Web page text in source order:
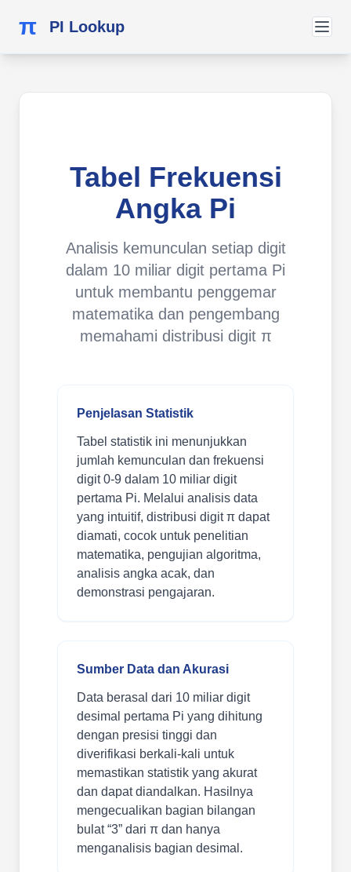
π PI Lookup
Tabel Frekuensi
Angka Pi
Analisis kemunculan setiap digit
dalam 10 miliar digit pertama Pi
untuk membantu penggemar
matematika dan pengembang
memahami distribusi digit π
Penjelasan Statistik
Tabel statistik ini menunjukkan
jumlah kemunculan dan frekuensi
digit 0-9 dalam 10 miliar digit
pertama Pi. Melalui analisis data
yang intuitif, distribusi digit π dapat
diamati, cocok untuk penelitian
matematika, pengujian algoritma,
analisis angka acak, dan
demonstrasi pengajaran.
Sumber Data dan Akurasi
Data berasal dari 10 miliar digit
desimal pertama Pi yang dihitung
dengan presisi tinggi dan
diverifikasi berkali-kali untuk
memastikan statistik yang akurat
dan dapat diandalkan. Hasilnya
mengecualikan bagian bilangan
bulat “3” dari π dan hanya
menganalisis bagian desimal.